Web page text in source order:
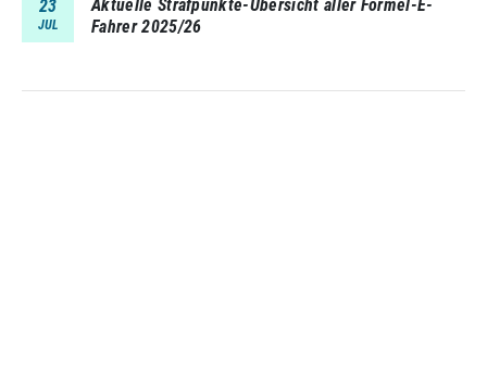
23
JUL
Aktuelle Strafpunkte-Übersicht aller Formel-E-
Fahrer 2025/26